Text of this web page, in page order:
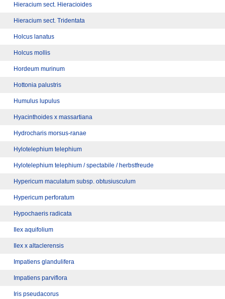
Hieracium sect. Hieracioides
Hieracium sect. Tridentata
Holcus lanatus
Holcus mollis
Hordeum murinum
Hottonia palustris
Humulus lupulus
Hyacinthoides x massartiana
Hydrocharis morsus-ranae
Hylotelephium telephium
Hylotelephium telephium / spectabile / herbstfreude
Hypericum maculatum subsp. obtusiusculum
Hypericum perforatum
Hypochaeris radicata
Ilex aquifolium
Ilex x altaclerensis
Impatiens glandulifera
Impatiens parviflora
Iris pseudacorus